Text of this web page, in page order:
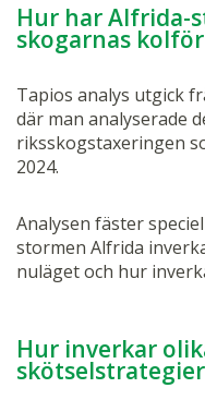
Hur har Alfrida-
skogarnas
Tapios analys utgick
där man analyserade
riksskogstaxeringen
2024.
Analysen fäster
stormen Alfrida
nuläget och hur
Hur inverkar